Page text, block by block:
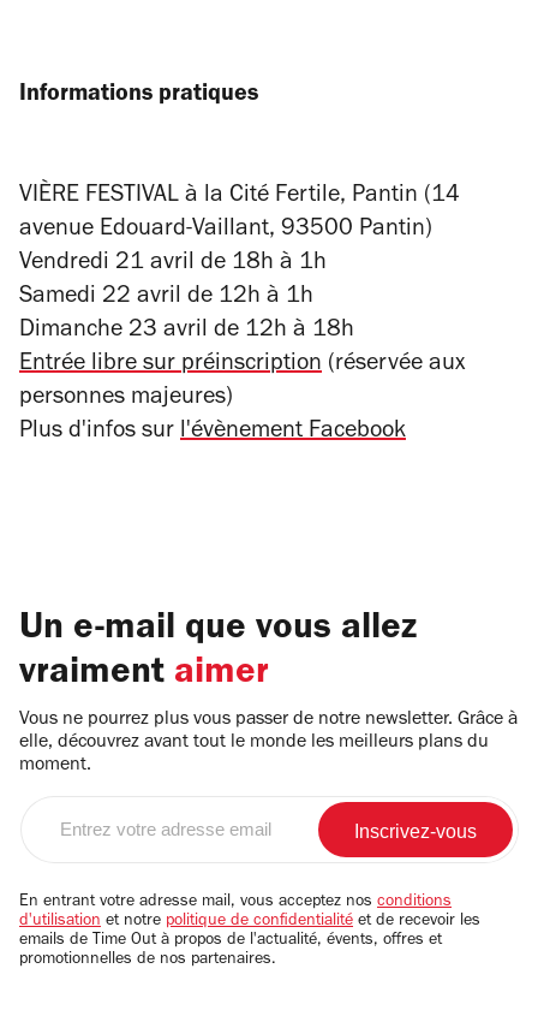
Informations pratiques
VIÈRE FESTIVAL à la Cité Fertile, Pantin (14
avenue Edouard-Vaillant, 93500 Pantin)
Vendredi 21 avril de 18h à 1h
Samedi 22 avril de 12h à 1h
Dimanche 23 avril de 12h à 18h
Entrée libre sur préinscription (réservée aux
personnes majeures)
Plus d'infos sur l'évènement Facebook
Un e-mail que vous allez
vraiment aimer
Vous ne pourrez plus vous passer de notre newsletter. Grâce à
elle, découvrez avant tout le monde les meilleurs plans du
moment.
email
En entrant votre adresse mail, vous acceptez nos conditions
d'utilisation et notre politique de confidentialité et de recevoir les
emails de Time Out à propos de l'actualité, évents, offres et
promotionnelles de nos partenaires.